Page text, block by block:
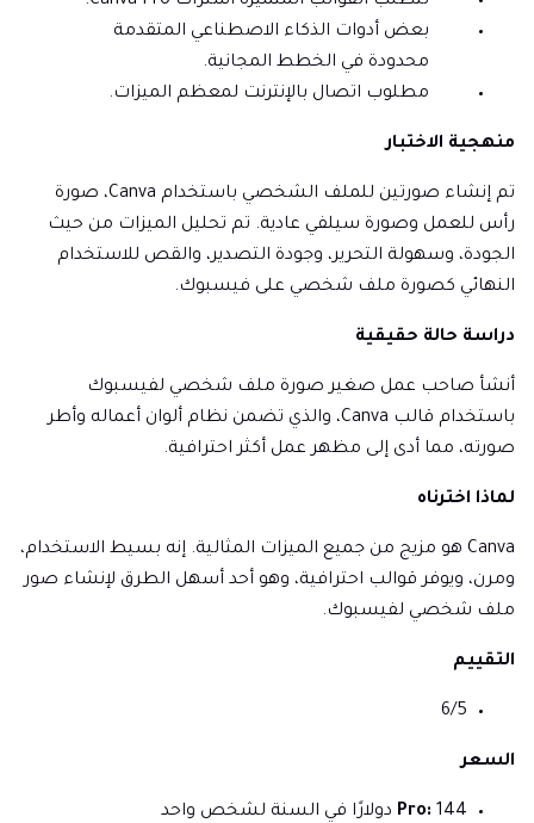
بعض أدوات الذكاء الاصطناعي المتقدمة
محدودة في الخطط المجانية.
مطلوب اتصال بالإنترنت لمعظم الميزات.
منهجية الاختبار
تم إنشاء صورتين للملف الشخصي باستخدام Canva، صورة
رأس للعمل وصورة سيلفي عادية. تم تحليل الميزات من حيث
الجودة، وسهولة التحرير، وجودة التصدير، والقص للاستخدام
النهائي كصورة ملف شخصي على فيسبوك.
دراسة حالة حقيقية
أنشأ صاحب عمل صغير صورة ملف شخصي لفيسبوك
باستخدام قالب Canva، والذي تضمن نظام ألوان أعماله وأطر
صورته، مما أدى إلى مظهر عمل أكثر احترافية.
لماذا اخترناه
Canva هو مزيج من جميع الميزات المثالية. إنه بسيط الاستخدام،
ومرن، ويوفر قوالب احترافية، وهو أحد أسهل الطرق لإنشاء صور
ملف شخصي لفيسبوك.
التقييم
6/5
السعر
Pro: 144 دولارًا في السنة لشخص واحد